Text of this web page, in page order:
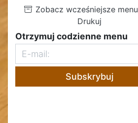
Zobacz wcześniejsze menu
Drukuj
Otrzymuj codzienne menu
Subskrybuj